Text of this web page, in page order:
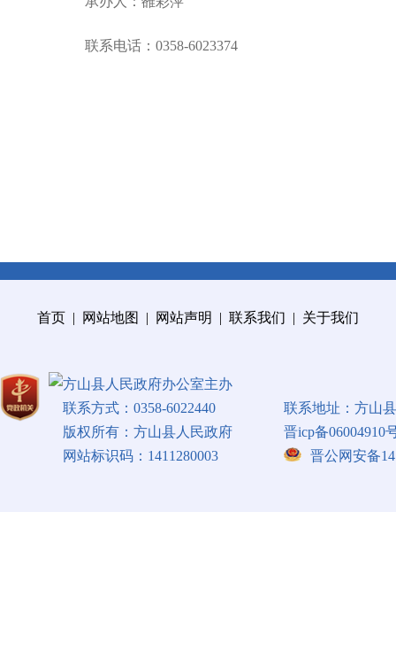
联系电话：0358-6023374
首页 | 网站地图 | 网站声明 | 联系我们 | 关于我们
方山县人民政府办公室主办
联系方式：0358-6022440
联系地址：方山
版权所有：方山县人民政府
晋icp备06004910
网站标识码：1411280003
晋公网安备